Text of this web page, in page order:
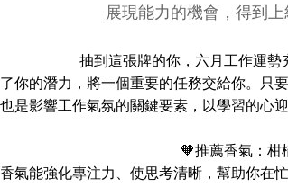
展現能力的機會，得到
抽到這張牌的你，六月工作運勢
了你的潛力，將一個重要的任務交給你。只
是影響工作氣氛的關鍵要素，以學習的心
🧡推薦香氣：柑
氣能強化專注力、使思考清晰，幫助你在